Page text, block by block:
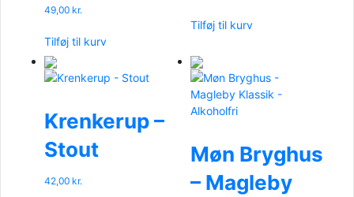
49,00 kr.
Tilføj til kurv
Tilføj til kurv
Krenkerup –
Stout
42,00 kr.
Møn Bryghus
– Magleby